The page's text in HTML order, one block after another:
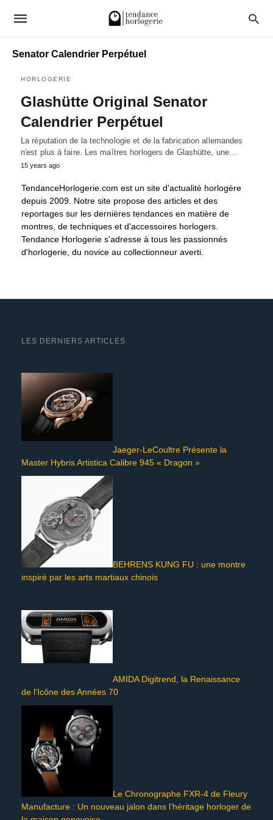
Senator Calendrier Perpétuel
HORLOGERIE
Glashütte Original Senator
Calendrier Perpétuel
La réputation de la technologie et de la fabrication allemandes
n'est plus à faire. Les maîtres horlogers de Glashütte, une…
15 years ago
TendanceHorlogerie.com est un site d'actualité horlogère
depuis 2009. Notre site propose des articles et des
reportages sur les dernières tendances en matière de
montres, de techniques et d'accessoires horlogers.
Tendance Horlogerie s'adresse à tous les passionnés
d'horlogerie, du novice au collectionneur averti.
LES DERNIERS ARTICLES
Jaeger-LeCoultre Présente la
Master Hybris Artistica Calibre 945 « Dragon »
BEHRENS KUNG FU : une montre
inspiré par les arts martiaux chinois
AMIDA Digitrend, la Renaissance
de l’Icône des Années 70
Le Chronographe FXR-4 de Fleury
Manufacture : Un nouveau jalon dans l’héritage horloger de